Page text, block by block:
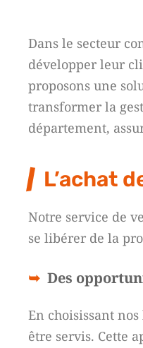
Dans le secteur
développer leur
proposons une
transformer la
département,
L’achat
Notre service de
se libérer de la
Des
En choisissant
être servis. Cette